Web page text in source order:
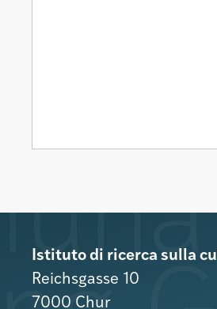
Istituto di ricerca sulla
Reichsgasse 10
7000 Chur